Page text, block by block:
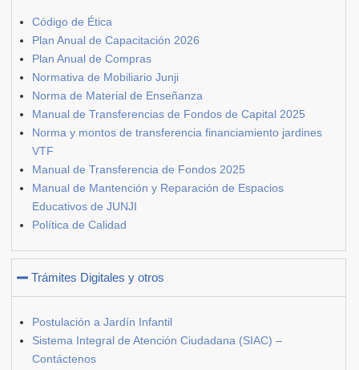
Código de Ética
Plan Anual de Capacitación 2026
Plan Anual de Compras
Normativa de Mobiliario Junji
Norma de Material de Enseñanza
Manual de Transferencias de Fondos de Capital 2025
Norma y montos de transferencia financiamiento jardines
VTF
Manual de Transferencia de Fondos 2025
Manual de Mantención y Reparación de Espacios
Educativos de JUNJI
Política de Calidad
Trámites Digitales y otros
Postulación a Jardín Infantil
Sistema Integral de Atención Ciudadana (SIAC) –
Contáctenos